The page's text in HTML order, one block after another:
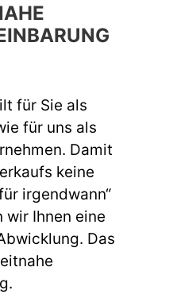
für Sie als
für uns als
Damit
keine
irgendwann“
Ihnen eine
Das